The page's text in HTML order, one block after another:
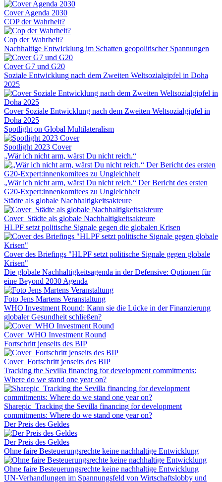
Cover Agenda 2030
COP der Wahrheit?
Cop der Wahrheit?
Nachhaltige Entwicklung im Schatten geopolitischer Spannungen
Cover G7 und G20
Soziale Entwicklung nach dem Zweiten Weltsozialgipfel in Doha
2025
Cover Soziale Entwicklung nach dem Zweiten Weltsozialgipfel in
Doha 2025
Spotlight on Global Multilateralism
Spotlight 2023 Cover
„Wär ich nicht arm, wärst Du nicht reich.“
„Wär ich nicht arm, wärst Du nicht reich.“ Der Bericht des ersten
G20-Expert:innenkomitees zu Ungleichheit
Städte als globale Nachhaltigkeitsakteure
Cover_Städte als globale Nachhaltigkeitsakteure
HLPF setzt politische Signale gegen die globalen Krisen
Cover des Briefings "HLPF setzt politische Signale gegen globale
Krisen"
Die globale Nachhaltigkeitsagenda in der Defensive: Optionen für
eine Beyond 2030 Agenda
Foto Jens Martens Veranstaltung
WHO Investment Round: Kann sie die Lücke in der Finanzierung
globaler Gesundheit schließen?
Cover_WHO Investment Round
Fortschritt jenseits des BIP
Cover_Fortschritt jenseits des BIP
Tracking the Sevilla financing for development commitments:
Where do we stand one year on?
Sharepic_Tracking the Sevilla financing for development
commitments: Where do we stand one year on?
Der Preis des Geldes
Der Preis des Geldes
Ohne faire Besteuerungsrechte keine nachhaltige Entwicklung
Ohne faire Besteuerungsrechte keine nachhaltige Entwicklung
UN-Verhandlungen im Spannungsfeld von Wirtschaftslobby und